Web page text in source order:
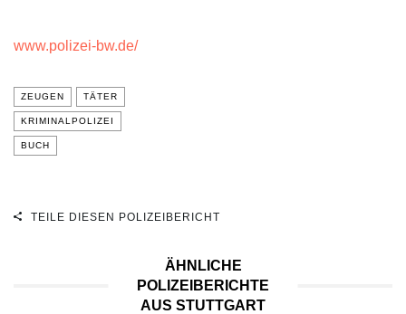
www.polizei-bw.de/
ZEUGEN TÄTER
KRIMINALPOLIZEI
BUCH
TEILE DIESEN POLIZEIBERICHT
ÄHNLICHE
POLIZEIBERICHTE
AUS STUTTGART